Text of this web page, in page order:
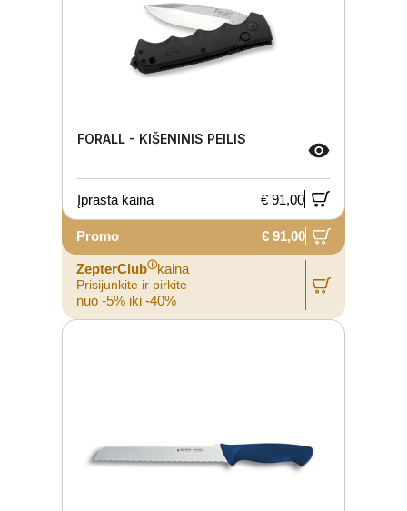
FORALL - KIŠENINIS PEILIS
Įprasta kaina € 91,00
Promo € 91,00
ZepterClubⓘkaina
Prisijunkite ir pirkite
nuo -5% iki -40%